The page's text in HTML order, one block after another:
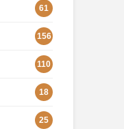
61
156
110
18
25